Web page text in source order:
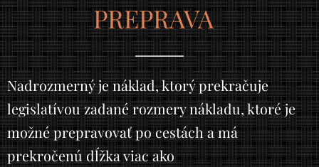
PREPRAVA
Nadrozmerný je náklad, ktorý prekračuje
legislatívou zadané rozmery nákladu, ktoré je
možné prepravovať po cestách a má
prekročenú dĺžka viac ako